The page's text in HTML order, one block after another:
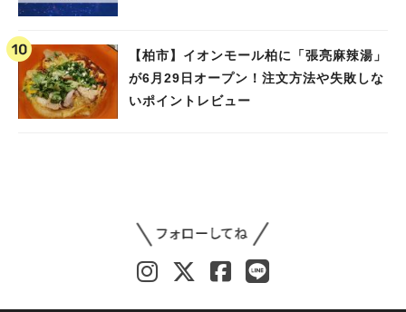
【柏市】イオンモール柏に「張亮麻辣湯」
が6月29日オープン！注文方法や失敗しな
いポイントレビュー